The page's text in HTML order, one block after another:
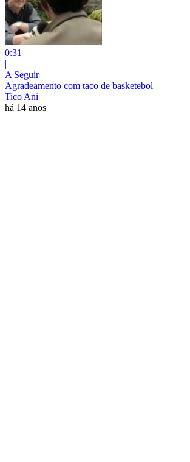
0:31
|
A Seguir
Agradeamento com taco de basketebol
Tico Ani
há 14 anos